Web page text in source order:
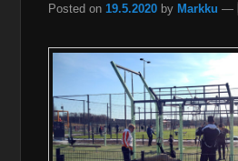
Posted on19.5.2020 by Markku —